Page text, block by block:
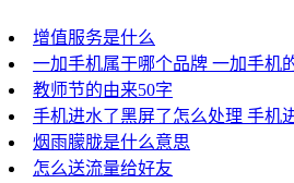
增值服务是什么
一加手机属于哪个品牌 一加手机
教师节的由来50字
手机进水了黑屏了怎么处理 手机
烟雨朦胧是什么意思
怎么送流量给好友